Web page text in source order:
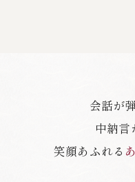
会話が
中納言
笑顔あふれる